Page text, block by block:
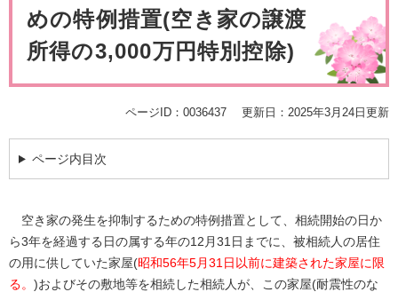
Multilingual（English・中文・한글）
めの特例措置(空き家の譲渡
所得の3,000万円特別控除)
ページID：0036437 更新日：2025年3月24日更新
ページ内目次
空き家の発生を抑制するための特例措置として、相続開始の日か
ら3年を経過する日の属する年の12月31日までに、被相続人の居住
の用に供していた家屋(昭和56年5月31日以前に建築された家屋に限
る。 )およびその敷地等を相続した相続人が、この家屋(耐震性のな